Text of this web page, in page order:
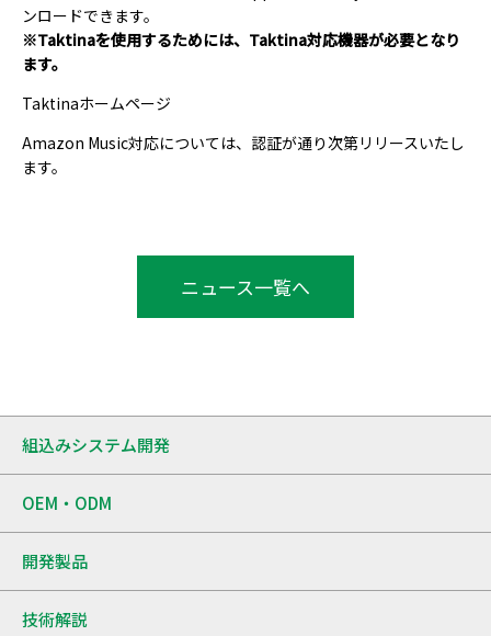
ンロードできます。
※Taktinaを使用するためには、Taktina対応機器が必要となり
ます。
Taktinaホームページ
Amazon Music対応については、認証が通り次第リリースいたし
ます。
ニュース一覧へ
組込みシステム開発
OEM・ODM
開発製品
技術解説